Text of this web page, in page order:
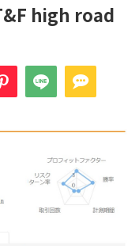
high road